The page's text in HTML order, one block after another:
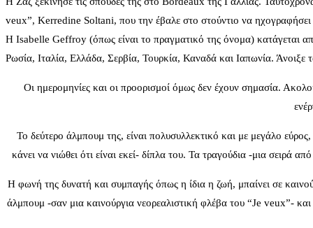
veux”, Kerredine Soltani, που την έβαλε στο στούντιο να ηχογραφήσει
H Isabelle Geffroy (όπως είναι το πραγματικό της όνομα) κατάγεται
Ρωσία, Ιταλία, Ελλάδα, Σερβία, Τουρκία, Καναδά και Ιαπωνία.
Οι ημερομηνίες και οι προορισμοί όμως δεν έχουν σημασία.
Το δεύτερο άλμπουμ της, είναι πολυσυλλεκτικό και με μεγάλο
κάνει να νιώθει ότι είναι εκεί- δίπλα του. Τα τραγούδια -μια σειρά
Η φωνή της δυνατή και συμπαγής όπως η ίδια η ζωή, μπαίνει σε
άλμπουμ -σαν μια καινούργια νεορεαλιστική φλέβα του “Je veux”-